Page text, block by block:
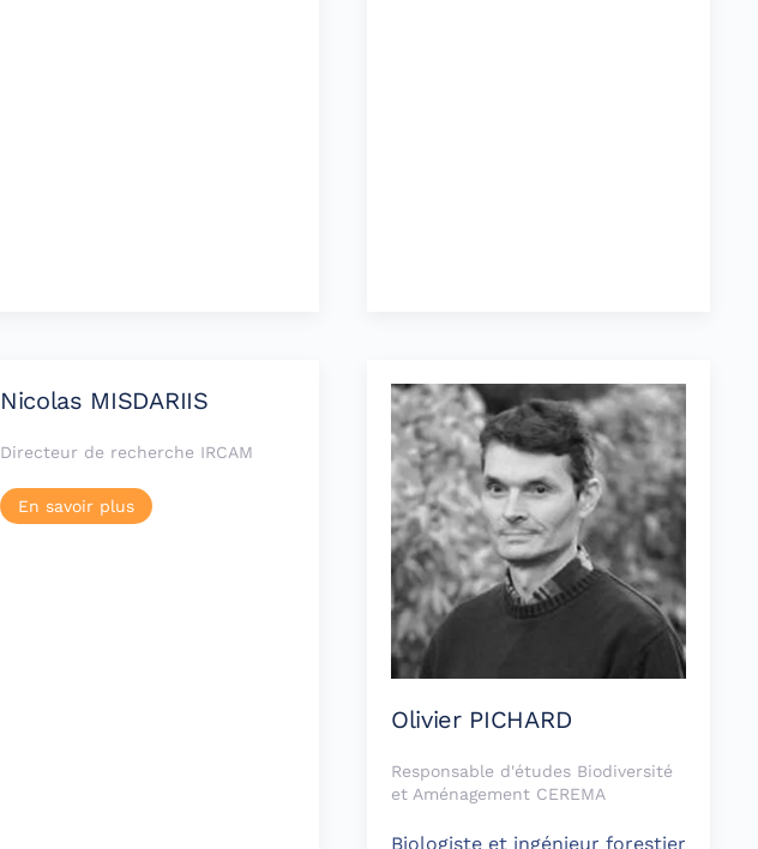
Nicolas MISDARIIS
Directeur de recherche IRCAM
En savoir plus
Olivier PICHARD
Responsable d'études Biodiversité
et Aménagement CEREMA
Biologiste et ingénieur forestier